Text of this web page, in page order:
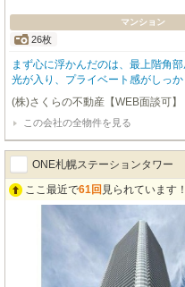
マンション
26枚
まず心に浮かんだのは、最上階角部屋という
光が入り、プライベート感がしっ
びのびと暮らす未来が想像できました。 14畳のリビングには、カウ
ッチンがゆったりと配置されています。 3.7畳の広さを持つキッチン
ガスコンロがあり、料理をしなが
るのは大きな魅力です。 都市ガス仕様という点も、日々の光熱費を抑えたい
と考える家庭にはうれしいポイン
と組み合わせることで部屋全体がふ
つの洋室は、7.8畳・7.4畳・5.5畳
季節家電や趣味の道具もすっきり収
(株)さくらの不動産【WEB面談可】
この会社の全物件を見る
ONE札幌ステーションタワー
ここ最近で61回 見られています！